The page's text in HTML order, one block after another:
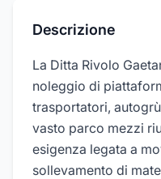
Descrizione
La Ditta Rivolo
noleggio di
trasportatori,
vasto parco mezzi
esigenza legata a
sollevamento di